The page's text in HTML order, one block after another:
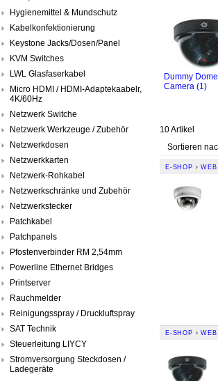
Hygienemittel & Mundschutz
Kabelkonfektionierung
Keystone Jacks/Dosen/Panel
KVM Switches
LWL Glasfaserkabel
Micro HDMI / HDMI-Adaptekaabelr,
4K/60Hz
Netzwerk Switche
Netzwerk Werkzeuge / Zubehör
Netzwerkdosen
Netzwerkkarten
Netzwerk-Rohkabel
Netzwerkschränke und Zubehör
Netzwerkstecker
Patchkabel
Patchpanels
Pfostenverbinder RM 2,54mm
Powerline Ethernet Bridges
Printserver
Rauchmelder
Reinigungsspray / Druckluftspray
SAT Technik
Steuerleitung LIYCY
Stromversorgung Steckdosen /
Ladegeräte
Dummy Dome
Camera (1)
10 Artikel
Sortieren
E-SHOP ›
E-SHOP ›